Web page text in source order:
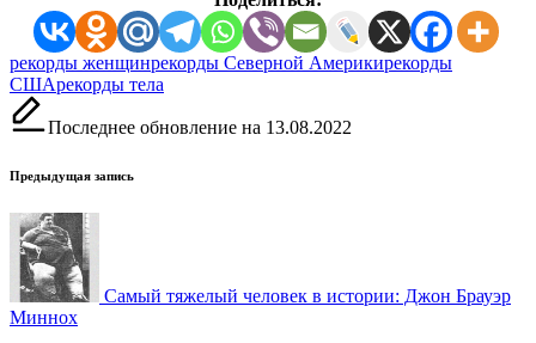
Метки:
рекорды женщинрекорды Северной Америкирекорды
СШАрекорды тела
Последнее обновление на 13.08.2022
Навигация
записи
Предыдущая запись
Самый тяжелый человек в истории: Джон Брауэр
Миннох